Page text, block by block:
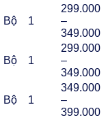
Bộ 1
299.000
–
349.000
Bộ 1
299.000
–
349.000
Bộ 1
349.000
–
399.000